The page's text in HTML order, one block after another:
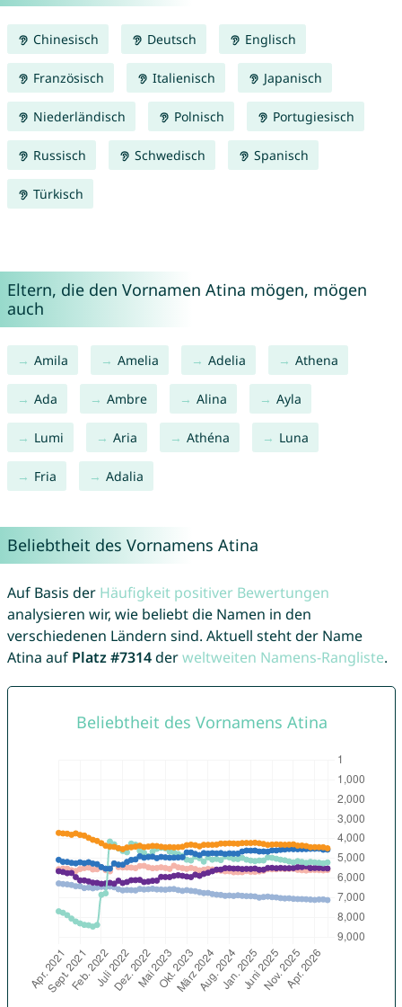
Chinesisch Deutsch Englisch
Französisch Italienisch Japanisch
Niederländisch Polnisch Portugiesisch
Russisch Schwedisch Spanisch
Türkisch
Eltern, die den Vornamen Atina mögen, mögen
auch
Amila Amelia Adelia Athena
Ada Ambre Alina Ayla
Lumi Aria Athéna Luna
Fria Adalia
Beliebtheit des Vornamens Atina
Auf Basis der Häufigkeit positiver Bewertungen
analysieren wir, wie beliebt die Namen in den
verschiedenen Ländern sind. Aktuell steht der Name
Atina auf Platz #7314derweltweiten Namens-Rangliste.